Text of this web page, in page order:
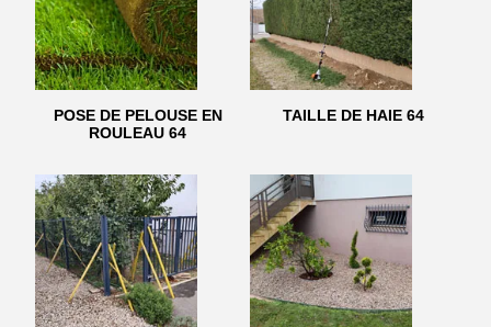
POSE DE PELOUSE EN
ROULEAU 64
TAILLE DE HAIE 64